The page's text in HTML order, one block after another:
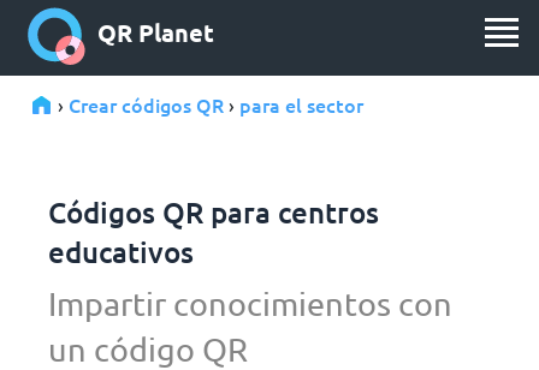
QR Planet
› Crear códigos QR › para el sector
Códigos QR para centros
educativos
Impartir conocimientos con
un código QR